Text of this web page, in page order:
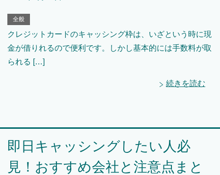
全般
クレジットカードのキャッシング枠は、いざという時に現
金が借りれるので便利です。しかし基本的には手数料が取
られる […]
続きを読む
即日キャッシングしたい人必
見！おすすめ会社と注意点まと